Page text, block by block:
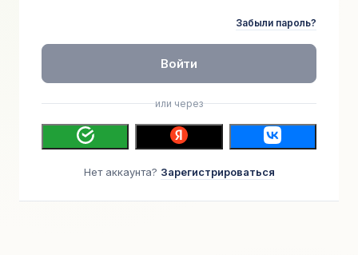
Забыли пароль?
Войти
или через
Нет аккаунта? Зарегистрироваться